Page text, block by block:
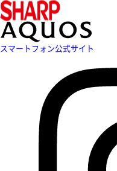
スマートフォン公式サイト